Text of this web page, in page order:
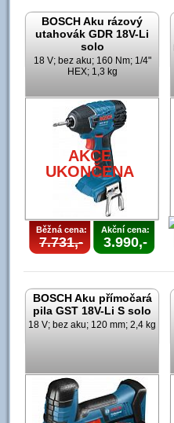
BOSCH Aku rázový
utahovák GDR 18V-Li
solo
18 V; bez aku; 160 Nm; 1/4"
HEX; 1,3 kg
AKCE
UKONČENA
Běžná cena:
7.731,-
Akční cena:
3.990,-
BOSCH Aku přímočará
pila GST 18V-Li S solo
18 V; bez aku; 120 mm; 2,4 kg